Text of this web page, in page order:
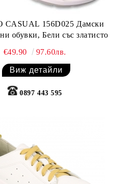
CASUAL 156D025 Дамски
обувки, Бели със златисто
€49.90 97.60лв.
Виж детайли
0897 443 595